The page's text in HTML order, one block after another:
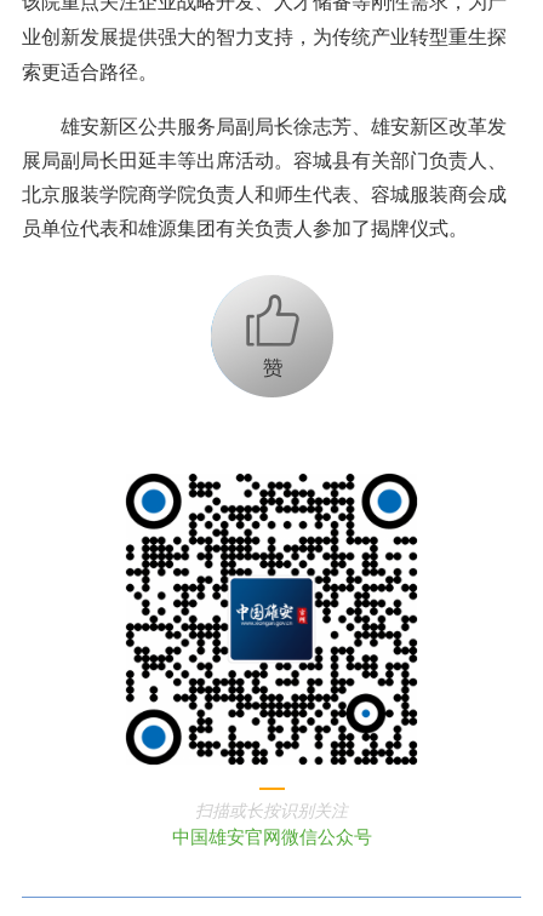
业创新发展提供强大的智力支持，为传统产业转型重生探
索更适合路径。
雄安新区公共服务局副局长徐志芳、雄安新区改革发
展局副局长田延丰等出席活动。容城县有关部门负责人、
北京服装学院商学院负责人和师生代表、容城服装商会成
员单位代表和雄源集团有关负责人参加了揭牌仪式。
+1
扫描或长按识别关注
中国雄安官网微信公众号